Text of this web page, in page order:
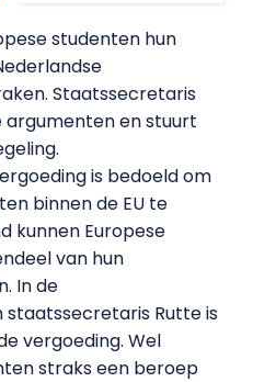
studenten hun
Staatssecretaris
argumenten en stuurt
is bedoeld om
binnen de EU te
kunnen Europese
van hun
In de
Rutte is
vergoeding. Wel
straks een beroep